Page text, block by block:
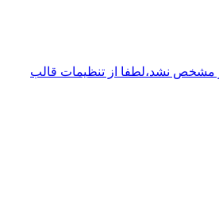
مشخص نشد،لطفا از تنظیمات قالب